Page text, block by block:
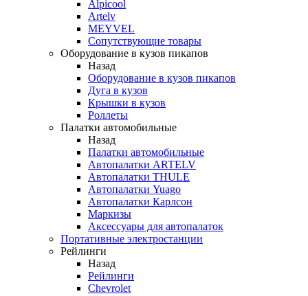
Alpicool
Artelv
MEYVEL
Сопутствующие товары
Оборудование в кузов пикапов
Назад
Оборудование в кузов пикапов
Дуга в кузов
Крышки в кузов
Роллеты
Палатки автомобильные
Назад
Палатки автомобильные
Автопалатки ARTELV
Автопалатки THULE
Автопалатки Yuago
Автопалатки Карлсон
Маркизы
Аксессуары для автопалаток
Портативные электростанции
Рейлинги
Назад
Рейлинги
Chevrolet